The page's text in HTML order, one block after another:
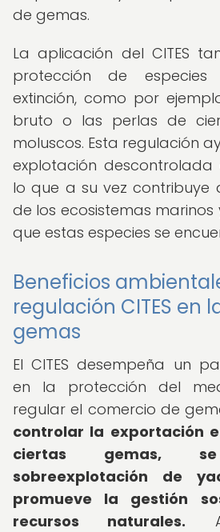
de gemas.
La aplicación del CITES
protección de
extinción, como por
bruto o las perlas de
moluscos. Esta regulación
explotación
lo que a su vez contribuye
de los ecosistemas marinos
que estas especies se
Beneficios
regulación CITES en
gemas
El CITES desempeña un
en la protección del
regular el comercio de
controlar la exportación
ciertas gemas,
sobreexplotación de
promueve la gestión
recursos naturales.